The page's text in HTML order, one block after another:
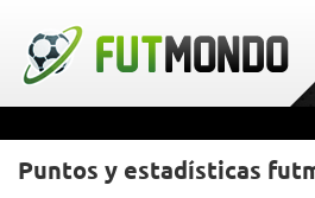
Puntos y estadísticas